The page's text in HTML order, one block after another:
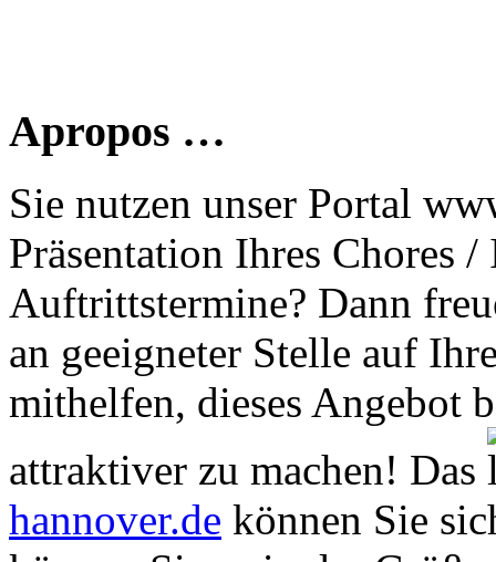
Apropos …
Sie nutzen unser Portal
Präsentation Ihres Chores
Auftrittstermine? Dann
an geeigneter Stelle auf
mithelfen, dieses Angebot
attraktiver zu machen! Das
hannover.de können Sie